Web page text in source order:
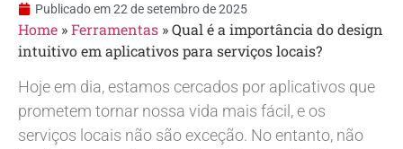
Publicado em22 de setembro de 2025
Home »Ferramentas »Qual é a importância do design
intuitivo em aplicativos para serviços locais?
Hoje em dia, estamos cercados por aplicativos que
prometem tornar nossa vida mais fácil, e os
serviços locais não são exceção. No entanto, não